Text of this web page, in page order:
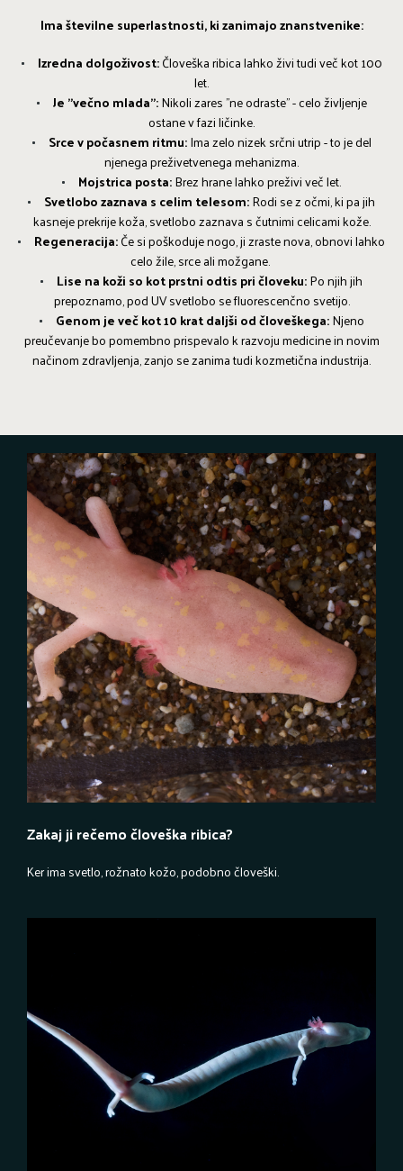
Ima številne superlastnosti, ki zanimajo znanstvenike:
Izredna dolgoživost:Človeška ribica lahko živi tudi več kot 100
let.
Je "večno mlada":Nikoli zares "ne odraste" - celo življenje
ostane v fazi ličinke.
Srce v počasnem ritmu:Ima zelo nizek srčni utrip - to je del
njenega preživetvenega mehanizma.
Mojstrica posta:Brez hrane lahko preživi več let.
Svetlobo zaznava s celim telesom:Rodi se z očmi, ki pa jih
kasneje prekrije koža, svetlobo zaznava s čutnimi celicami kože.
Regeneracija:Če si poškoduje nogo, ji zraste nova, obnovi lahko
celo žile, srce ali možgane.
Lise na koži so kot prstni odtis pri človeku:Po njih jih
prepoznamo, pod UV svetlobo se fluorescenčno svetijo.
Genom je več kot 10 krat daljši od človeškega:Njeno
preučevanje bo pomembno prispevalo k razvoju medicine in novim
načinom zdravljenja, zanjo se zanima tudi kozmetična industrija.
Zakaj ji rečemo človeška ribica?
Ker ima svetlo, rožnato kožo, podobno človeški.